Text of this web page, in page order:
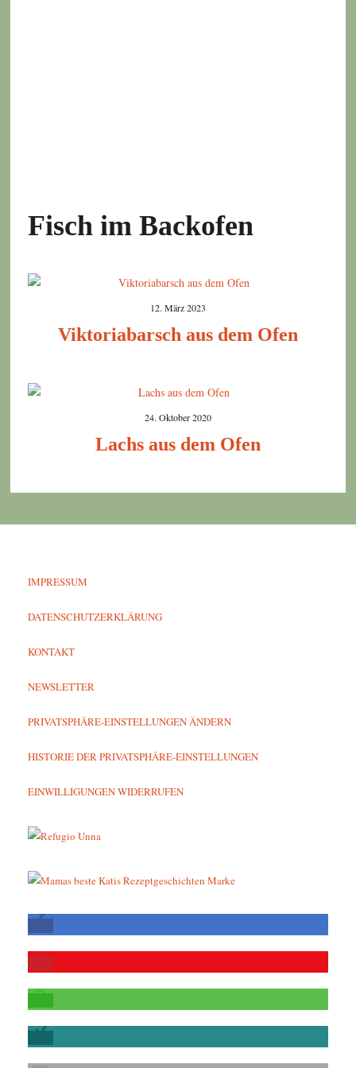
Fisch im Backofen
12. März 2023
Viktoriabarsch aus dem Ofen
24. Oktober 2020
Lachs aus dem Ofen
IMPRESSUM
DATENSCHUTZERKLÄRUNG
KONTAKT
NEWSLETTER
PRIVATSPHÄRE-EINSTELLUNGEN ÄNDERN
HISTORIE DER PRIVATSPHÄRE-EINSTELLUNGEN
EINWILLIGUNGEN WIDERRUFEN